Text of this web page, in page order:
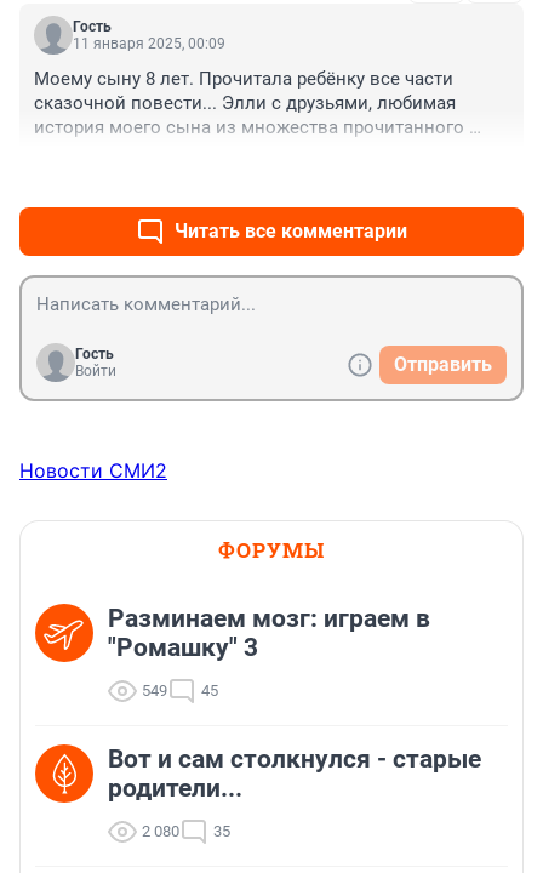
Гость
11 января 2025, 00:09
Моему сыну 8 лет. Прочитала ребёнку все части
сказочной повести... Элли с друзьями, любимая
история моего сына из множества прочитанного
современности 🤣...Читать все комментарии
Гость
Войти
Отправить
Новости СМИ2
ФОРУМЫ
Разминаем мозг: играем в
"Ромашку" 3
549 45
Вот и сам столкнулся - старые
родители...
2 080 35